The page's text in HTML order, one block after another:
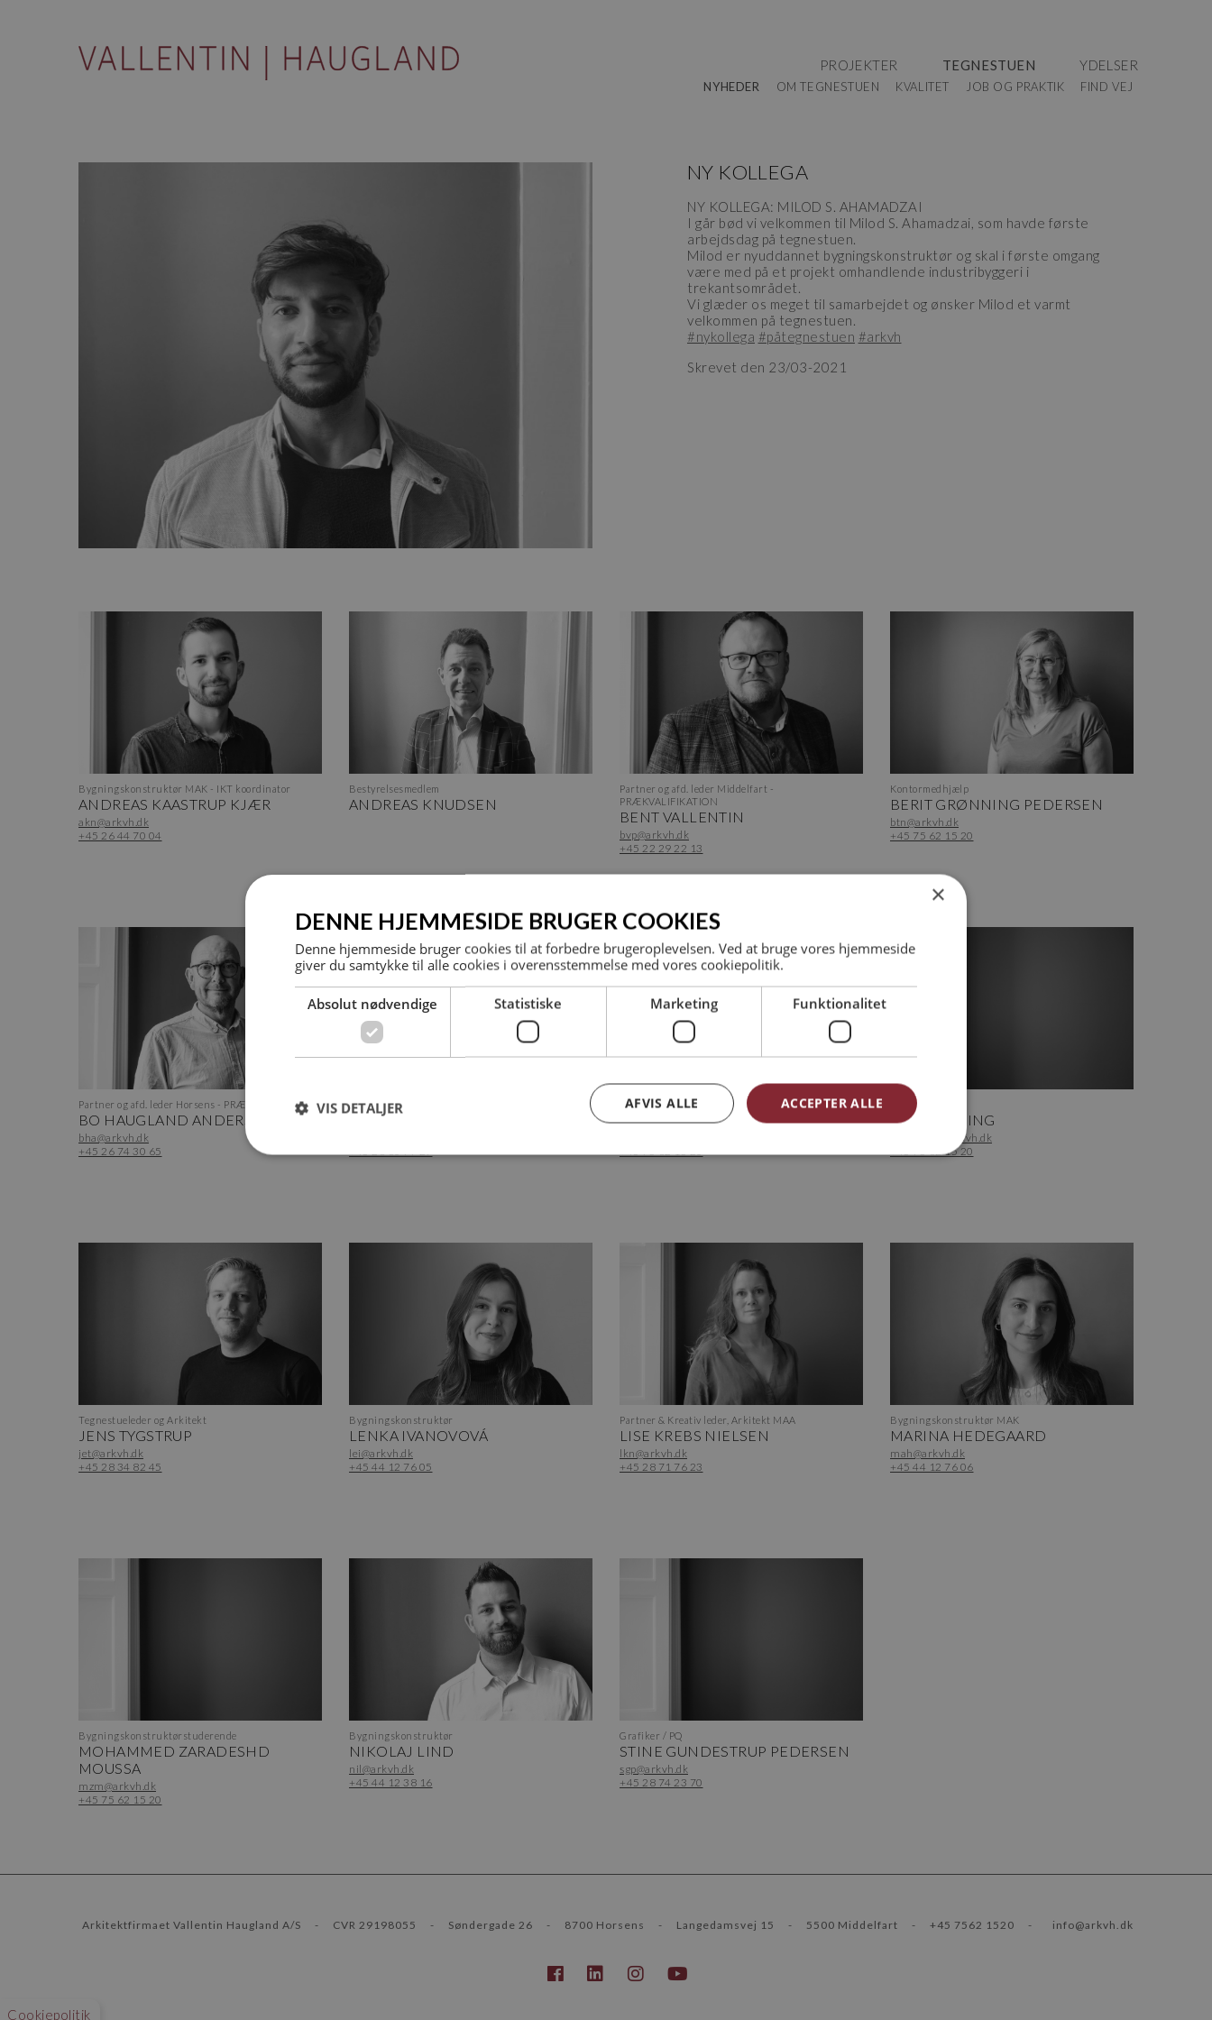
PROJEKTER TEGNESTUEN
NYHEDER OM TEGNESTUEN KVALITET JOB OG PRAKTIK FIND VEJ
YDELSER
NY KOLLEGA
NY KOLLEGA: MILOD S. AHAMADZAI
I går bød vi velkommen til Milod S. Ahamadzai, som havde første
arbejdsdag på tegnestuen.
Milod er nyuddannet bygningskonstruktør og skal i første omgang
være med på et projekt omhandlende industribyggeri i
trekantsområdet.
Vi glæder os meget til samarbejdet og ønsker Milod et varmt
velkommen på tegnestuen.
#nykollega #påtegnestuen #arkvh
Skrevet den 23/03-2021
Bygningskonstruktør MAK - IKT koordinator
ANDREAS KAASTRUP KJÆR
akn@arkvh.dk
+45 26 44 70 04
Bestyrelsesmedlem
ANDREAS KNUDSEN
Partner og afd. leder Middelfart -
PRÆKVALIFIKATION
BENT VALLENTIN
bvp@arkvh.dk
+45 22 29 22 13
Kontormedhjælp
BERIT GRØNNING PEDERSEN
btn@arkvh.dk
+45 75 62 15 20
Partner og afd. leder Horsens - PRÆKVALIFIKATION
BO HAUGLAND ANDERSEN
bha@arkvh.dk
+45 26 74 30 65
Bygningskonstruktør MAK - IKT koordinator
EMIL OXBØLL
Studiemedarbejder
ILLONA MARIANA GUGU
Bogholder
JAN BRYLLING
bogholder@arkvh.dk
+45 75 62 15 20
Tegnestueleder og Arkitekt
JENS TYGSTRUP
jet@arkvh.dk
+45 28 34 82 45
Bygningskonstruktør
LENKA IVANOVOVÁ
lei@arkvh.dk
+45 44 12 76 05
Partner & Kreativ leder, Arkitekt MAA
LISE KREBS NIELSEN
lkn@arkvh.dk
+45 28 71 76 23
Bygningskonstruktør MAK
MARINA HEDEGAARD
mah@arkvh.dk
+45 44 12 76 06
Bygningskonstruktørstuderende
MOHAMMED ZARADESHD
MOUSSA
mzm@arkvh.dk
+45 75 62 15 20
Bygningskonstruktør
NIKOLAJ LIND
nil@arkvh.dk
+45 44 12 38 16
Grafiker / PQ
STINE GUNDESTRUP PEDERSEN
sgp@arkvh.dk
+45 28 74 23 70
Arkitektfirmaet Vallentin Haugland A/S - CVR 29198055 - Søndergade 26 - 8700 Horsens - Langedamsvej 15 - 5500 Middelfart - +45 7562 1520 - info@arkvh.dk
Cookiepolitik
×
DENNE HJEMMESIDE BRUGER COOKIES
Denne hjemmeside bruger cookies til at forbedre brugeroplevelsen. Ved at bruge vores hjemmeside
giver du samtykke til alle cookies i overensstemmelse med vores cookiepolitik.
Absolut nødvendige Statistiske Marketing Funktionalitet
ACCEPTER ALLE
AFVIS ALLE
VIS DETALJER